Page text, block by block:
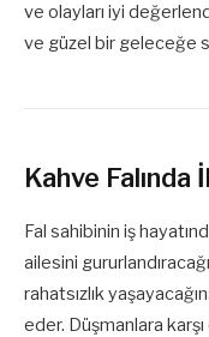
ve olayları iyi
ve güzel bir geleceğe
Kahve Falında
Fal sahibinin iş
ailesini
rahatsızlık
eder. Düşmanlara